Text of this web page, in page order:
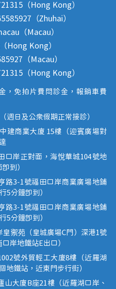
（Hong Kong）
（Zhuhai）
（Macau）
Hong Kong）
（Macau）
（Hong Kong）
，免拍片費問診金，報銷車費
週日及公眾假期正常接診）
建商業大廈 15樓（迎賓廣場對
口岸正對面，海悅華城104號地
到）
路3-1號福田口岸商業廣場地鋪
5分鐘即到）
路3-1號福田口岸商業廣場地鋪
5分鐘即到）
禦苑（皇城廣場C門）深港1號
岸地鐵站E出口）
號外貿輕工大廈8樓（近羅湖
地鐵站，近東門步行街）
大廈B座21樓（近羅湖口岸、